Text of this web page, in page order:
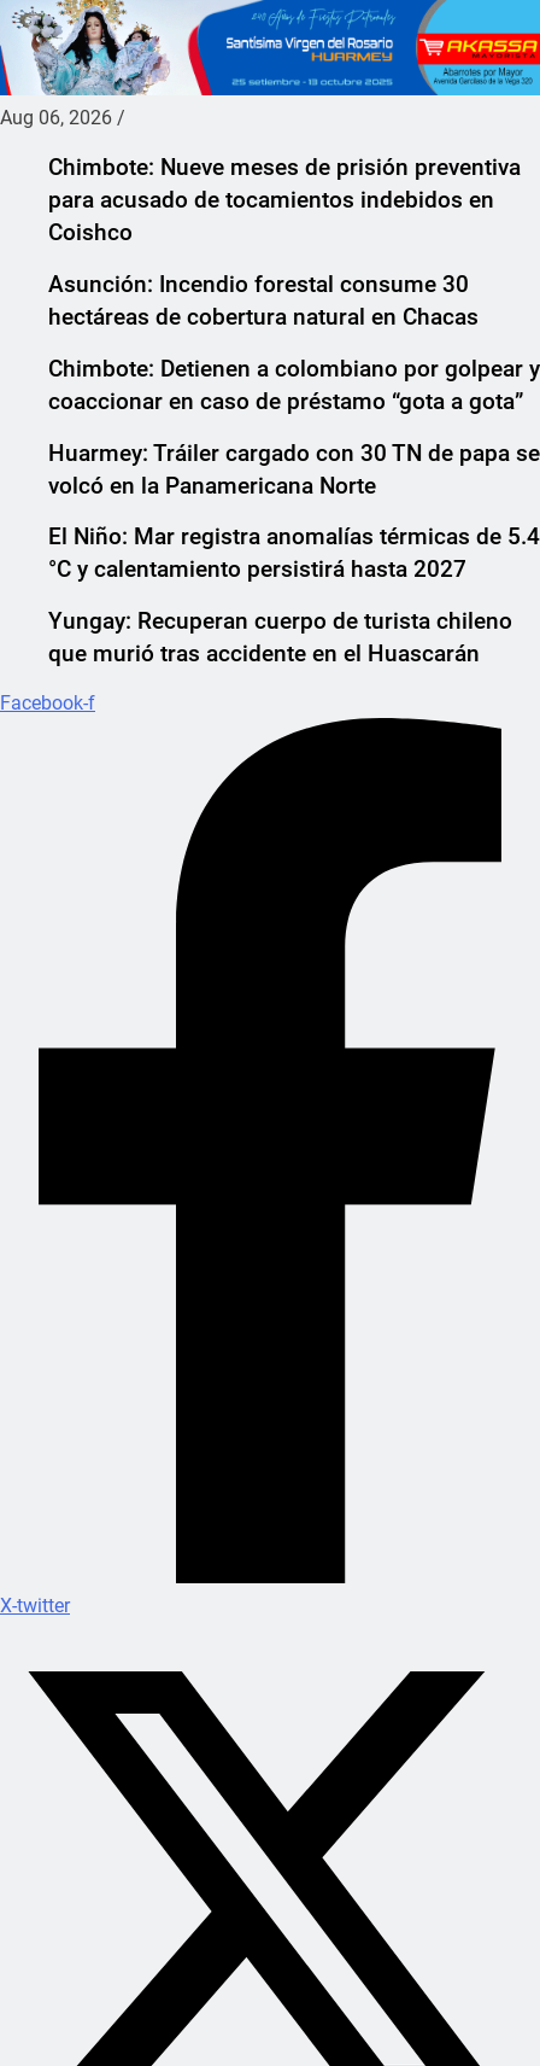
Aug 06, 2026 /
Chimbote: Nueve meses de prisión preventiva
para acusado de tocamientos indebidos en
Coishco
Asunción: Incendio forestal consume 30
hectáreas de cobertura natural en Chacas
Chimbote: Detienen a colombiano por golpear y
coaccionar en caso de préstamo “gota a gota”
Huarmey: Tráiler cargado con 30 TN de papa se
volcó en la Panamericana Norte
El Niño: Mar registra anomalías térmicas de 5.4
°C y calentamiento persistirá hasta 2027
Yungay: Recuperan cuerpo de turista chileno
que murió tras accidente en el Huascarán
Facebook-f
X-twitter